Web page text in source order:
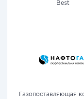
Best
Газопоставляющая